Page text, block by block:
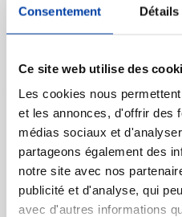
Consentement Détails
Ce site web utilise des
Les cookies nous
et les annonces, d'offrir des
médias sociaux et
partageons également des
notre site avec nos
publicité et d'analyse, qui
avec d'autres informations
à partir de 4,38 1,72
T-